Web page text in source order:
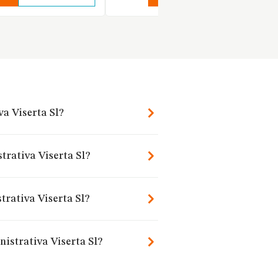
Viserta Sl?
Viserta Sl?
Viserta Sl?
Viserta Sl?